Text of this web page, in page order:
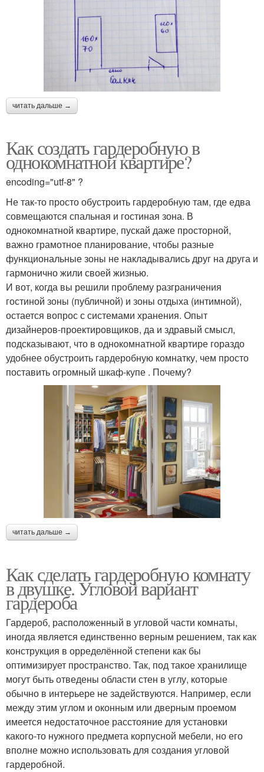
читать дальше →
Как создать гардеробную в
однокомнатной квартире?
encoding="utf-8" ?
Не так-то просто обустроить гардеробную там, где едва
совмещаются спальная и гостиная зона. В
однокомнатной квартире, пускай даже просторной,
важно грамотное планирование, чтобы разные
функциональные зоны не накладывались друг на друга и
гармонично жили своей жизнью.
И вот, когда вы решили проблему разграничения
гостиной зоны (публичной) и зоны отдыха (интимной),
остается вопрос с системами хранения. Опыт
дизайнеров-проектировщиков, да и здравый смысл,
подсказывают, что в однокомнатной квартире гораздо
удобнее обустроить гардеробную комнатку, чем просто
поставить огромный шкаф-купе . Почему?
читать дальше →
Как сделать гардеробную комнату
в двушке. Угловой вариант
гардероба
Гардероб, расположенный в угловой части комнаты,
иногда является единственно верным решением, так как
конструкция в орределённой степени как бы
оптимизирует пространство. Так, под такое хранилище
могут быть отведены области стен в углу, которые
обычно в интерьере не задействуются. Например, если
между этим углом и оконным или дверным проемом
имеется недостаточное расстояние для установки
какого-то нужного предмета корпусной мебели, но его
вполне можно использовать для создания угловой
гардеробной.